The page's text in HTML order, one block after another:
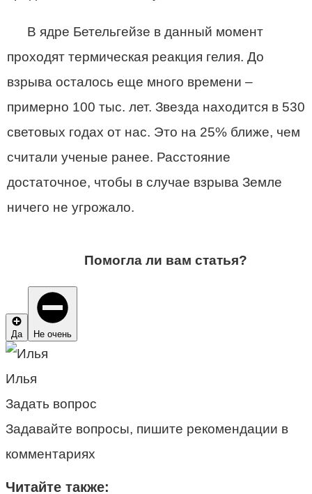
В ядре Бетельгейзе в данный момент
проходят термическая реакция гелия. До
взрыва осталось еще много времени –
примерно 100 тыс. лет. Звезда находится в 530
световых годах от нас. Это на 25% ближе, чем
считали ученые ранее. Расстояние
достаточное, чтобы в случае взрыва Земле
ничего не угрожало.
Помогла ли вам статья?
Да Не очень
Илья
Задать вопрос
Задавайте вопросы, пишите рекомендации в
комментариях
Читайте также: